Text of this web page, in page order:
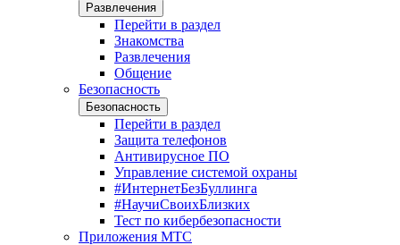
Развлечения
Перейти в раздел
Знакомства
Развлечения
Общение
Безопасность
Безопасность
Перейти в раздел
Защита телефонов
Антивирусное ПО
Управление системой охраны
#ИнтернетБезБуллинга
#НаучиСвоихБлизких
Тест по кибербезопасности
Приложения МТС